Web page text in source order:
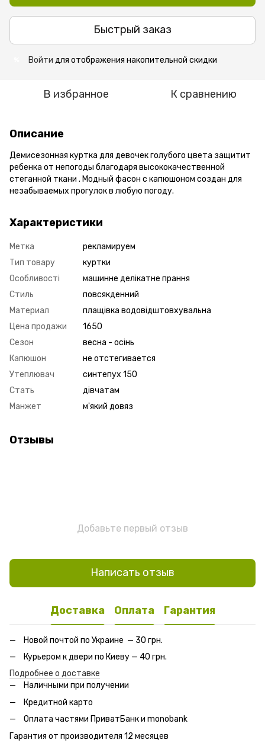
Быстрый заказ
Войти для отображения накопительной скидки
В избранное К сравнению
Описание
Демисезонная куртка для девочек голубого цвета защитит
ребенка от непогоды благодаря высококачественной
стеганной ткани . Модный фасон с капюшоном создан для
незабываемых прогулок в любую погоду.
Характеристики
Метка
рекламируем
Тип товару
куртки
Особливості
машинне делікатне прання
Стиль
повсякденний
Материал
плащівка водовідштовхувальна
Цена продажи
1650
Сезон
весна - осінь
Капюшон
не отстегивается
Утеплювач
синтепух 150
Стать
дівчатам
Манжет
м'який довяз
Отзывы
Добавьте первый отзыв
Написать отзыв
Доставка Оплата Гарантия
Новой почтой по Украине — 30 грн.
Курьером к двери по Киеву — 40 грн.
Подробнее о доставке
Наличными при получении
Кредитной карто
Оплата частями ПриватБанк и monobank
Гарантия от производителя 12 месяцев